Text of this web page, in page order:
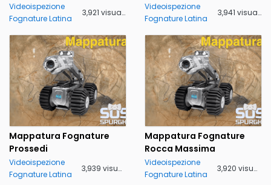
Videoispezione
Fognature Latina
3,921 visualizzazioni
Videoispezione
Fognature Latina
3,941 visualizzazioni
Mappatura Fognature
Prossedi
Videoispezione
Fognature Latina
3,939 visualizzazioni
Mappatura Fognature
Rocca Massima
Videoispezione
Fognature Latina
3,920 visualizzazioni